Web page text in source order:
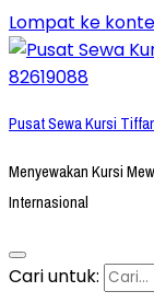
Lompat ke
Pusat Sewa Kursi
Menyewakan Kursi
Internasional
Cari untuk: